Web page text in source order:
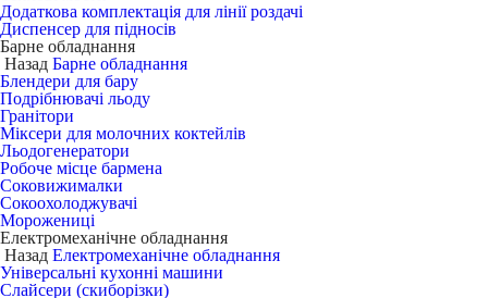
Додаткова комплектація для лінії роздачі
Диспенсер для підносів
Барне обладнання
Назад Барне обладнання
Блендери для бару
Подрібнювачі льоду
Гранітори
Міксери для молочних коктейлів
Льодогенератори
Робоче місце бармена
Соковижималки
Сокоохолоджувачі
Морожениці
Електромеханічне обладнання
Назад Електромеханічне обладнання
Універсальні кухонні машини
Слайсери (скиборізки)